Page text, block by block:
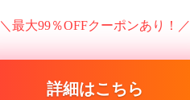
＼最大99％OFFクーポンあり！／
詳細はこちら